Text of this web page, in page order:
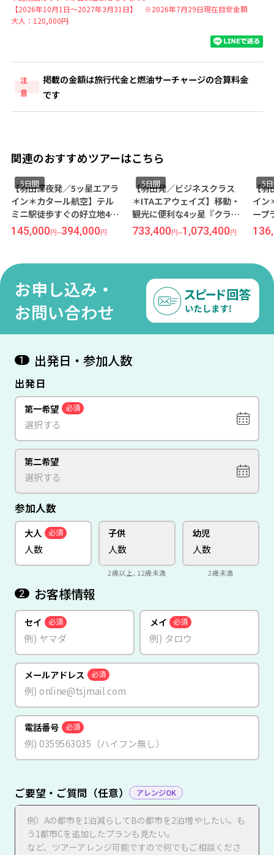
【2026年10月1日～2027年3月31日】 ※2026年7月29日現在目安金額
大人：120,000円
注
意
掲載の金額は旅行代金と燃油サーチャージの合算料金
です
関連のおすすめツアーはこちら
【羽田深夜発／5ッ星エアラ
イン＊カタール航空】テル
ミニ駅徒歩すぐの好立地4ッ
星ホテル『ダイアナ ルーフ
ガーデン』宿泊◆歴史と芸
5日間
145,000円~394,000円
【羽田発／ビジネスクラス
＊ITAエアウェイズ】移動・
観光に便利な4ッ星『クラウ
ン プラザ ミラン シティ』指
定◆ファッションの街＜ミ
5日間
733,400円~1,073,400円
【
イン
ープ
◆歴
＞5
5
お申し込み・
お問い合わせ
1 出発日・参加人数
出発日
第一希望 必須
第二希望
参加人数
大人 必須 子供
2歳以上、12歳未満
幼児
2歳未満
2 お客様情報
セイ 必須 メイ 必須
メールアドレス 必須
電話番号 必須
ご要望・ご質問（任意） アレンジOK